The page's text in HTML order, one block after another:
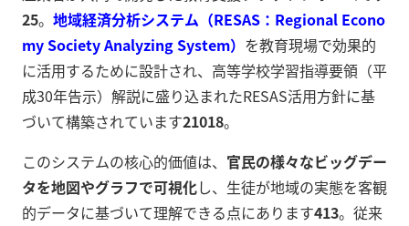
25。 地域経済分析システム（RESAS：Regional Econo
my Society Analyzing System） を教育現場で効果的
に活用するために設計され、高等学校学習指導要領（平
成30年告示）解説に盛り込まれたRESAS活用方針に基
づいて構築されています21018。
このシステムの核心的価値は、 官民の様々なビッグデー
タを地図やグラフで可視化し、生徒が地域の実態を客観
的データに基づいて理解できる点にあります413。従来